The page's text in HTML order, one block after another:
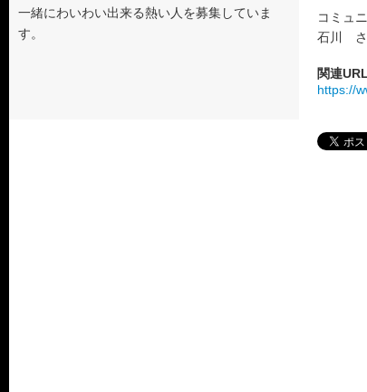
一緒にわいわい出来る熱い人を募集していま
す。
コミュ
石川 さ
関連URL
https://